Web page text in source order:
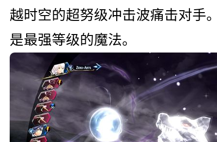
越时空的超努级冲击波痛击对手
是最强等级的魔法。